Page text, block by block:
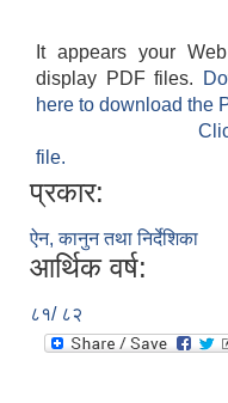
It appears your
display PDF files.
here to download the
file.
प्रकार:
ऐन, कानुन तथा निर्देशिका
आर्थिक वर्ष:
८१/ ८२